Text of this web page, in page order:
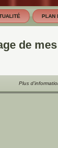
PLAN
de
Plus